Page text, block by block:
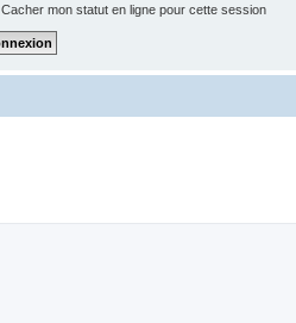
Cacher mon statut en ligne pour cette session